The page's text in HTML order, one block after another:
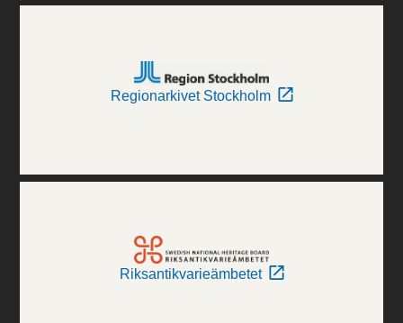
Regionarkivet Stockholm
Riksantikvarieämbetet